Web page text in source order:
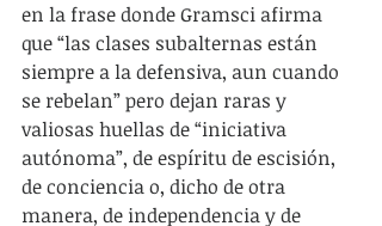
en la frase donde Gramsci afirma
que “las clases subalternas están
siempre a la defensiva, aun cuando
se rebelan” pero dejan raras y
valiosas huellas de “iniciativa
autónoma”, de espíritu de escisión,
de conciencia o, dicho de otra
manera, de independencia y de